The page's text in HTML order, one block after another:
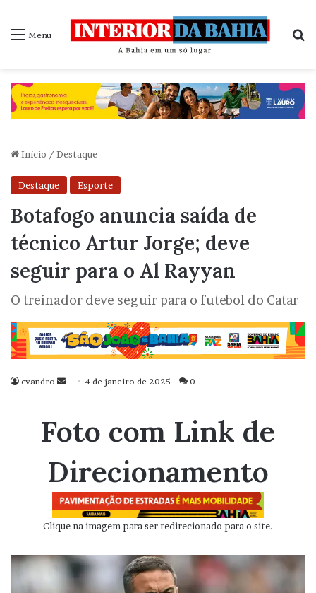
Menu
Início / Destaque
Destaque Esporte
Botafogo anuncia saída de
técnico Artur Jorge; deve
seguir para o Al Rayyan
O treinador deve seguir para o futebol do Catar
evandro
Mande
mail
4 de janeiro de 2025 0
Foto com Link de
Direcionamento
Clique na imagem para ser redirecionado para o site.